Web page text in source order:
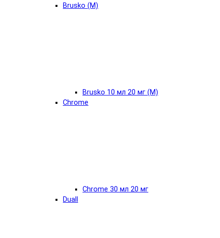
Brusko (М)
Brusko 10 мл 20 мг (М)
Chrome
Chrome 30 мл 20 мг
Duall